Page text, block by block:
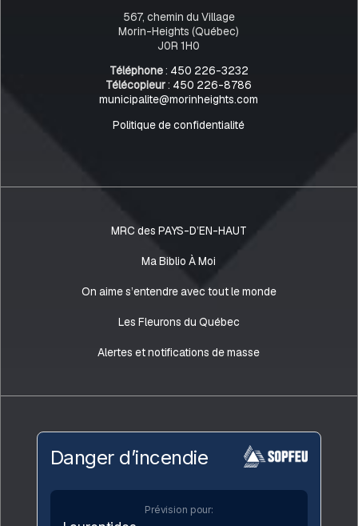
567, chemin du Village
Morin-Heights (Québec)
J0R 1H0
Téléphone: 450 226-3232
Télécopieur: 450 226-8786
municipalite@morinheights.com
Politique de confidentialité
MRC des PAYS-D’EN-HAUT
Ma Biblio À Moi
On aime s’entendre avec tout le monde
Les Fleurons du Québec
Alertes et notifications de masse
Danger d’incendie
Prévision pour: